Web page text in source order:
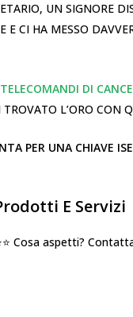
UN SIGNORE
CI HA MESSO
DI
L’ORO CON
PER UNA CHIAVE
E Servizi
Cosa aspetti?